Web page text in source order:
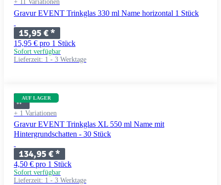
+ 11 Variationen
Gravur EVENT Trinkglas 330 ml Name horizontal 1 Stück
15,95 €*
15,95 € pro 1 Stück
Sofort verfügbar
Lieferzeit: 1 - 3 Werktage
AUF LAGER
+ 1 Variationen
Gravur EVENT Trinkglas XL 550 ml Name mit
Hintergrundschatten - 30 Stück
134,95 €*
4,50 € pro 1 Stück
Sofort verfügbar
Lieferzeit: 1 - 3 Werktage